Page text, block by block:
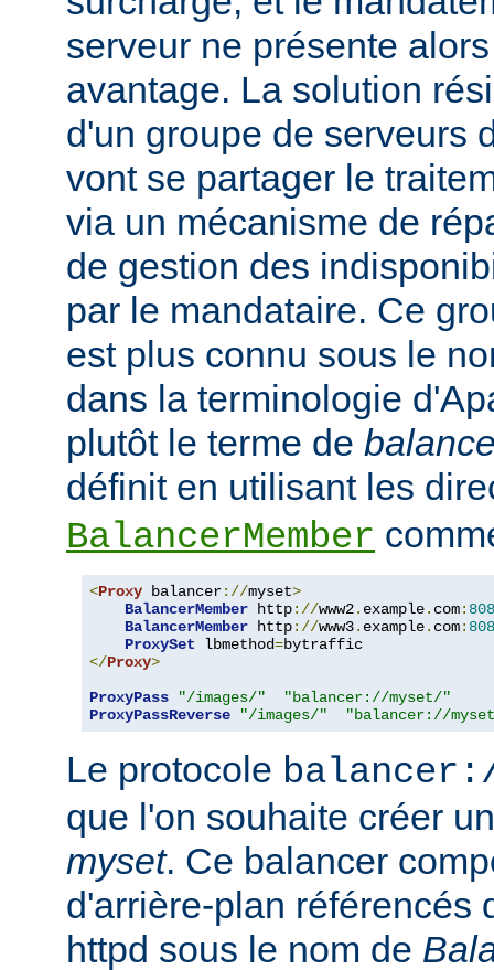
serveur ne présente
avantage. La solution
d'un groupe de serveurs
vont se partager le
via un mécanisme de
de gestion des
par le mandataire. Ce
est plus connu sous le
dans la terminologie
plutôt le terme de
définit en utilisant les
BalancerMember
<Proxy balancer://myset>
BalancerMember http://www2. example. com:
BalancerMember http://www3. example. com:
ProxySet lbmethod=
</Proxy>
ProxyPass
"/images/"
"balancer://myset/"
ProxyPassReverse
"/images/" "balancer://
Le protocole
que l'on souhaite créer
myset. Ce balancer
d'arrière-plan référencés
httpd sous le nom de